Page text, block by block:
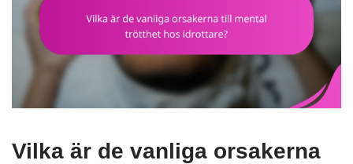
Vilka är de vanliga orsakerna